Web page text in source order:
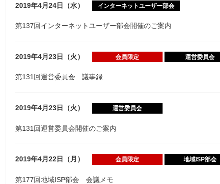
2019年4月24日（水） インターネットユーザー部会
第137回インターネットユーザー部会開催のご案内
2019年4月23日（火） 会員限定 運営委員会
第131回運営委員会 議事録
2019年4月23日（火） 運営委員会
第131回運営委員会開催のご案内
2019年4月22日（月） 会員限定 地域ISP部会
第177回地域ISP部会 会議メモ